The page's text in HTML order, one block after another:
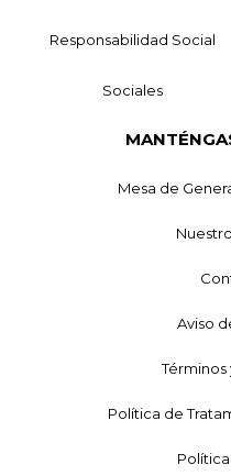
Responsabilidad Social
Sociales
Mesa de
Aviso
Política de